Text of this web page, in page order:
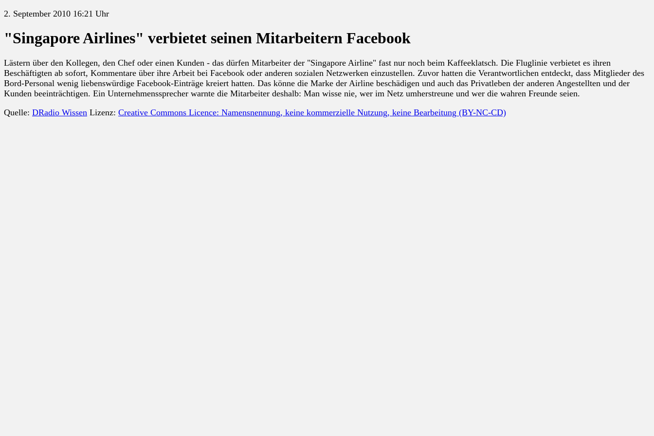
2. September 2010 16:21 Uhr
"Singapore Airlines" verbietet seinen Mitarbeitern Facebook
Lästern über den Kollegen, den Chef oder einen Kunden - das dürfen Mitarbeiter der "Singapore Airline" fast nur noch beim Kaffeeklatsch. Die Fluglinie verbietet es ihren
Beschäftigten ab sofort, Kommentare über ihre Arbeit bei Facebook oder anderen sozialen Netzwerken einzustellen. Zuvor hatten die Verantwortlichen entdeckt, dass Mitglieder des
Bord-Personal wenig liebenswürdige Facebook-Einträge kreiert hatten. Das könne die Marke der Airline beschädigen und auch das Privatleben der anderen Angestellten und der
Kunden beeinträchtigen. Ein Unternehmenssprecher warnte die Mitarbeiter deshalb: Man wisse nie, wer im Netz umherstreune und wer die wahren Freunde seien.
Quelle: DRadio Wissen Lizenz: Creative Commons Licence: Namensnennung, keine kommerzielle Nutzung, keine Bearbeitung (BY-NC-CD)